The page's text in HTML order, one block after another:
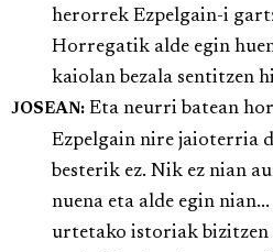
herorrek Ezpelgain-i
Horregatik alde egin
kaiolan bezala sentitzen
JOSEAN: Eta neurri batean
Ezpelgain nire jaioterria
besterik ez. Nik ez nian
nuena eta alde egin
urtetako istoriak